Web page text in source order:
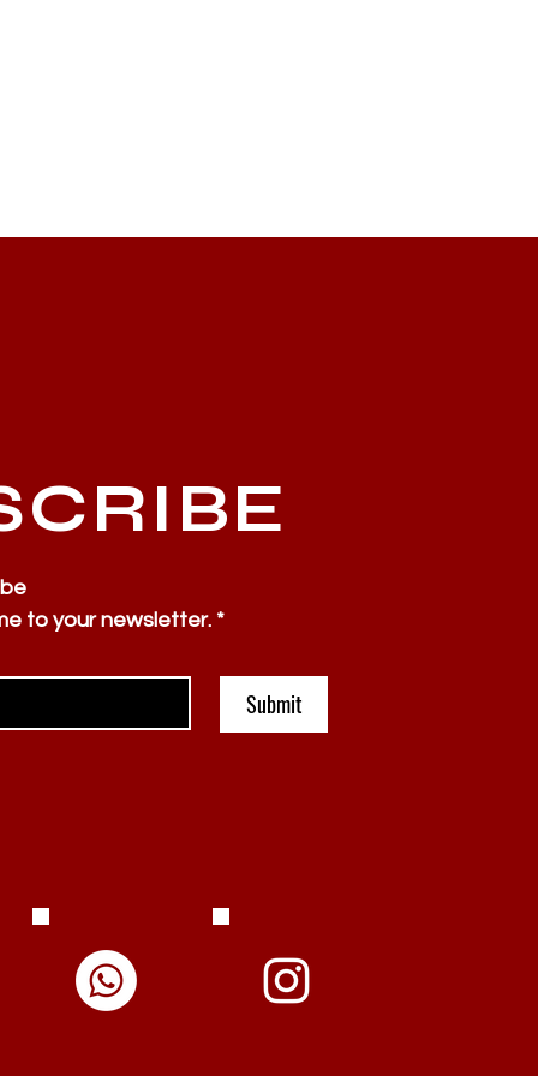
to your newsletter. *
Submit